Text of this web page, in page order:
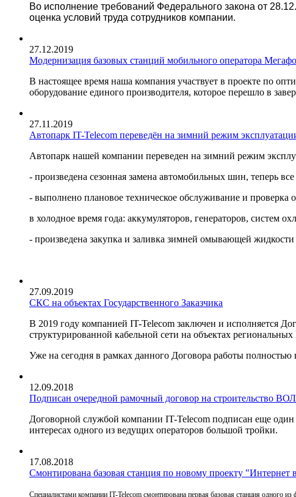
Во исполнение требований Федерального закона от
оценка условий труда сотрудников компании.
27.12.2019
Модернизация базовых станций мобильного оператора
В настоящее время наша компания участвует в проекте по
оборудование единого производителя, которое перешло в
27.11.2019
Автопарк IT-Telecom переведён на зимний режим
Автопарк нашей компании переведен на зимний режим
- произведена сезонная замена автомобильных шин, теперь
- выполнено плановое техническое обслуживание и
в холодное время года: аккумуляторов, генераторов, систем
- произведена закупка и заливка зимней омывающей жидкости
27.09.2019
СКС на объектах Государственного Заказчика
В 2019 году компанией IT-Telecom заключен и исполняется
структурированной кабельной сети на объектах
Уже на сегодня в рамках данного Договора работы
12.09.2018
Подписан очередной рамочный договор на строительство
Договорной службой компании IT-Telecom подписан еще
интересах одного из ведущих операторов большой тройки.
17.08.2018
Смонтирована базовая станция по новому проекту
Специалистами компании IT-Telecom смонтирована первая базовая станция одного